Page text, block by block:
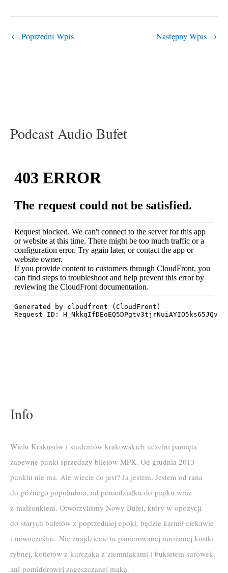
← Poprzedni Wpis Następny Wpis →
Podcast Audio Bufet
Info
Wielu Krakusów i studentów krakowskich uczelni pamięta
zapewne punkt sprzedaży biletów MPK. Od grudnia 2013
punktu nie ma. Ale wiecie co jest? Ja jestem. Jestem od rana
do późnego popołudnia, od poniedziałku do piątku wraz
z małżonkiem. Otworzyliśmy Nowy Bufet, który w opozycji
do starych bufetów z poprzedniej epoki, będzie karmił ciekawie
i nowocześnie. Nie znajdziecie tu panierowanej mrożonej kostki
rybnej, kotletów z kurczaka z ziemniakami i bukietem surówek,
ani pomidorowej zagęszczanej mąką.